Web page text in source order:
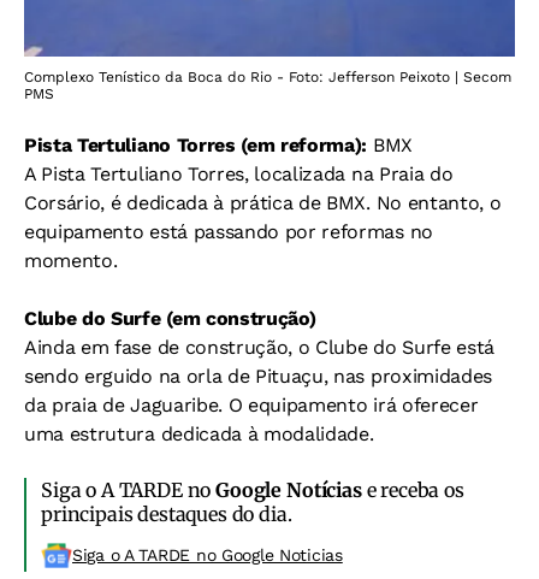
Complexo Tenístico da Boca do Rio - Foto: Jefferson Peixoto | Secom
PMS
Pista Tertuliano Torres (em reforma): BMX
A Pista Tertuliano Torres, localizada na Praia do
Corsário, é dedicada à prática de BMX. No entanto, o
equipamento está passando por reformas no
momento.
Clube do Surfe (em construção)
Ainda em fase de construção, o Clube do Surfe está
sendo erguido na orla de Pituaçu, nas proximidades
da praia de Jaguaribe. O equipamento irá oferecer
uma estrutura dedicada à modalidade.
Siga o A TARDE noGoogle Notíciase receba os
principais destaques do dia.
Siga o A TARDE no Google Noticias